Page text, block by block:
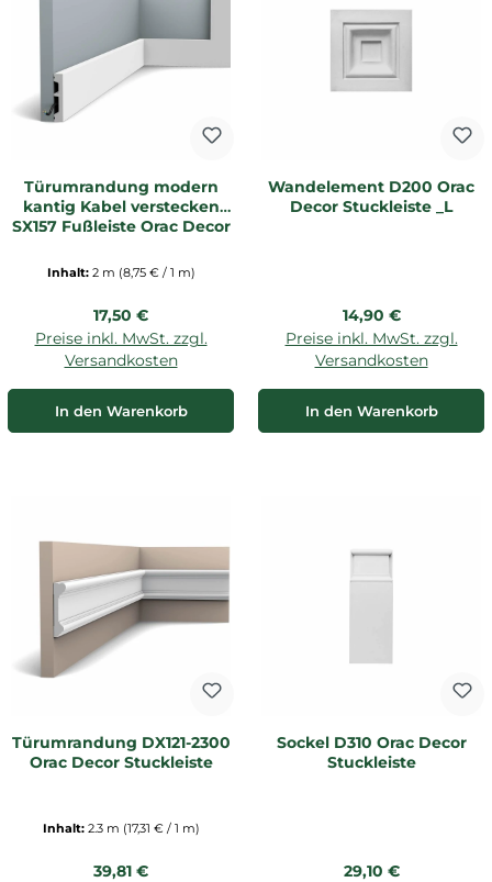
Türumrandung modern
kantig Kabel verstecken
SX157 Fußleiste Orac Decor
Inhalt: 2 m (8,75 € / 1 m)
Regulärer Preis:
17,50 €
Preise inkl. MwSt. zzgl.
Versandkosten
In den Warenkorb
Wandelement D200 Orac
Decor Stuckleiste _L
Regulärer Preis:
14,90 €
Preise inkl. MwSt. zzgl.
Versandkosten
In den Warenkorb
Türumrandung DX121-2300
Orac Decor Stuckleiste
Inhalt: 2.3 m (17,31 € / 1 m)
Regulärer Preis:
39,81 €
Sockel D310 Orac Decor
Stuckleiste
Regulärer Preis:
29,10 €